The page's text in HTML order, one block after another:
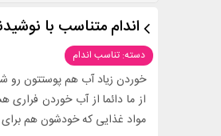
اندام متناسب با
دسته: تناسب اندام
خوردن زیاد آب هم پوستتون رو
از ما دائما از آب خوردن فراری
مواد غذایی که خودشون هم